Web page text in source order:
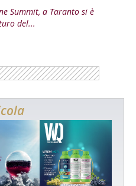
Summit, a Taranto si è
del...